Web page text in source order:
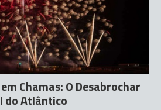
Chamas: O Desabrochar
do Atlântico